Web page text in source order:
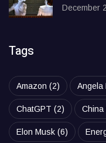
December
Tags
Amazon (2) Angela
ChatGPT (2) China
Elon Musk (6)